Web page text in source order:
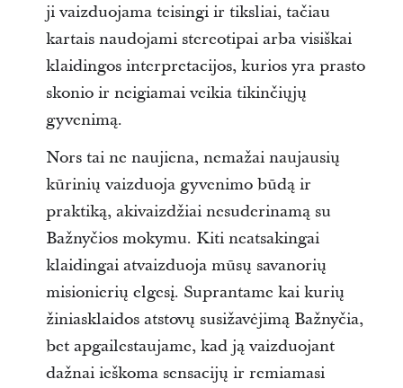
ji vaizduojama teisingi ir tiksliai, tačiau
kartais naudojami stereotipai arba visiškai
klaidingos interpretacijos, kurios yra prasto
skonio ir neigiamai veikia tikinčiųjų
gyvenimą.
Nors tai ne naujiena, nemažai naujausių
kūrinių vaizduoja gyvenimo būdą ir
praktiką, akivaizdžiai nesuderinamą su
Bažnyčios mokymu. Kiti neatsakingai
klaidingai atvaizduoja mūsų savanorių
misionierių elgesį. Suprantame kai kurių
žiniasklaidos atstovų susižavėjimą Bažnyčia,
bet apgailestaujame, kad ją vaizduojant
dažnai ieškoma sensacijų ir remiamasi